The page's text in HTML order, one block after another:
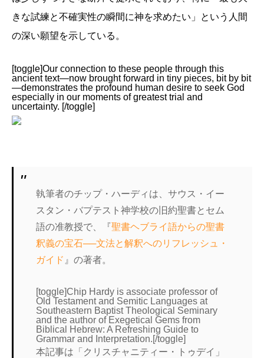
きな試練と不確実性の瞬間に神を求めたい」という人間
の深い願望を示している。
[toggle]Our connection to these people through this
ancient text—now brought forward in tiny pieces, bit by bit
—demonstrates the profound human desire to seek God
especially in our moments of greatest trial and
uncertainty. [/toggle]
執筆者のチップ・ハーディは、サウス・イー
スタン・バプテスト神学校の旧約聖書とセム
語の准教授で、『聖書ヘブライ語からの聖書
釈義の宝石──文法と解釈へのリフレッシュ・
ガイド 』の著者。
[toggle]Chip Hardy is associate professor of
Old Testament and Semitic Languages at
Southeastern Baptist Theological Seminary
and the author of Exegetical Gems from
Biblical Hebrew: A Refreshing Guide to
Grammar and Interpretation.[/toggle]
本記事は「クリスチャニティー・トゥデイ」